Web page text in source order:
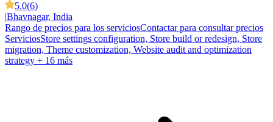
5.0(6)
|Bhavnagar, India
Rango de precios para los serviciosContactar para consultar precios
ServiciosStore settings configuration, Store build or redesign, Store
migration, Theme customization, Website audit and optimization
strategy + 16 más